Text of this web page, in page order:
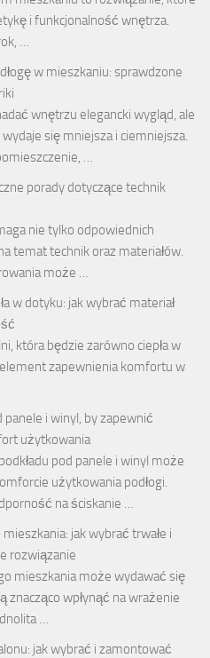
i funkcjonalność wnętrza.
…
w mieszkaniu: sprawdzone
wnętrzu elegancki wygląd, ale
się mniejsza i ciemniejsza.
…
porady dotyczące technik
nie tylko odpowiednich
temat technik oraz materiałów.
może …
w dotyku: jak wybrać materiał
która będzie zarówno ciepła w
zapewnienia komfortu w
panele i winyl, by zapewnić
użytkowania
pod panele i winyl może
użytkowania podłogi.
na ściskanie …
mieszkania: jak wybrać trwałe i
rozwiązanie
mieszkania może wydawać się
znacząco wpłynąć na wrażenie
…
jak wybrać i zamontować